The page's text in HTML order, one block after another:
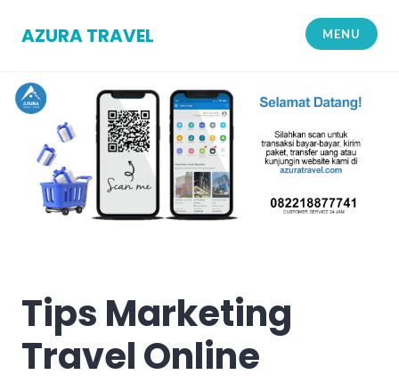
AZURA TRAVEL MENU
Tips Marketing
Travel Online